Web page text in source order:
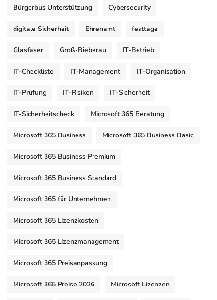
Bürgerbus Unterstützung Cybersecurity
digitale Sicherheit Ehrenamt festtage
Glasfaser Groß-Bieberau IT-Betrieb
IT-Checkliste IT-Management IT-Organisation
IT-Prüfung IT-Risiken IT-Sicherheit
IT-Sicherheitscheck Microsoft 365 Beratung
Microsoft 365 Business Microsoft 365 Business Basic
Microsoft 365 Business Premium
Microsoft 365 Business Standard
Microsoft 365 für Unternehmen
Microsoft 365 Lizenzkosten
Microsoft 365 Lizenzmanagement
Microsoft 365 Preisanpassung
Microsoft 365 Preise 2026 Microsoft Lizenzen